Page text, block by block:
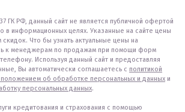
ГК РФ, данный сайт не является публичной офертой
в информационных целях. Указанные на сайте цены
Что бы узнать актуальные цены на
к менеджерам по продажам при помощи форм
Используя данный сайт и предоставляя
Вы автоматически соглашаетесь с политикой
об обработке персональных и данных и
персональных данных.
кредитования и страхования с помощью